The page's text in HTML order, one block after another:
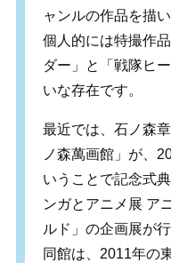
ャンルの作品を描
個人的には特撮作
ダー」と「戦隊ヒ
いな存在です。
最近では、石ノ森
ノ森萬画館」が、
いうことで記念式
ンガとアニメ展 ア
ルド」の企画展が
同館は、2011年の